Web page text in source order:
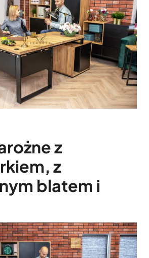
z
z
blatem i